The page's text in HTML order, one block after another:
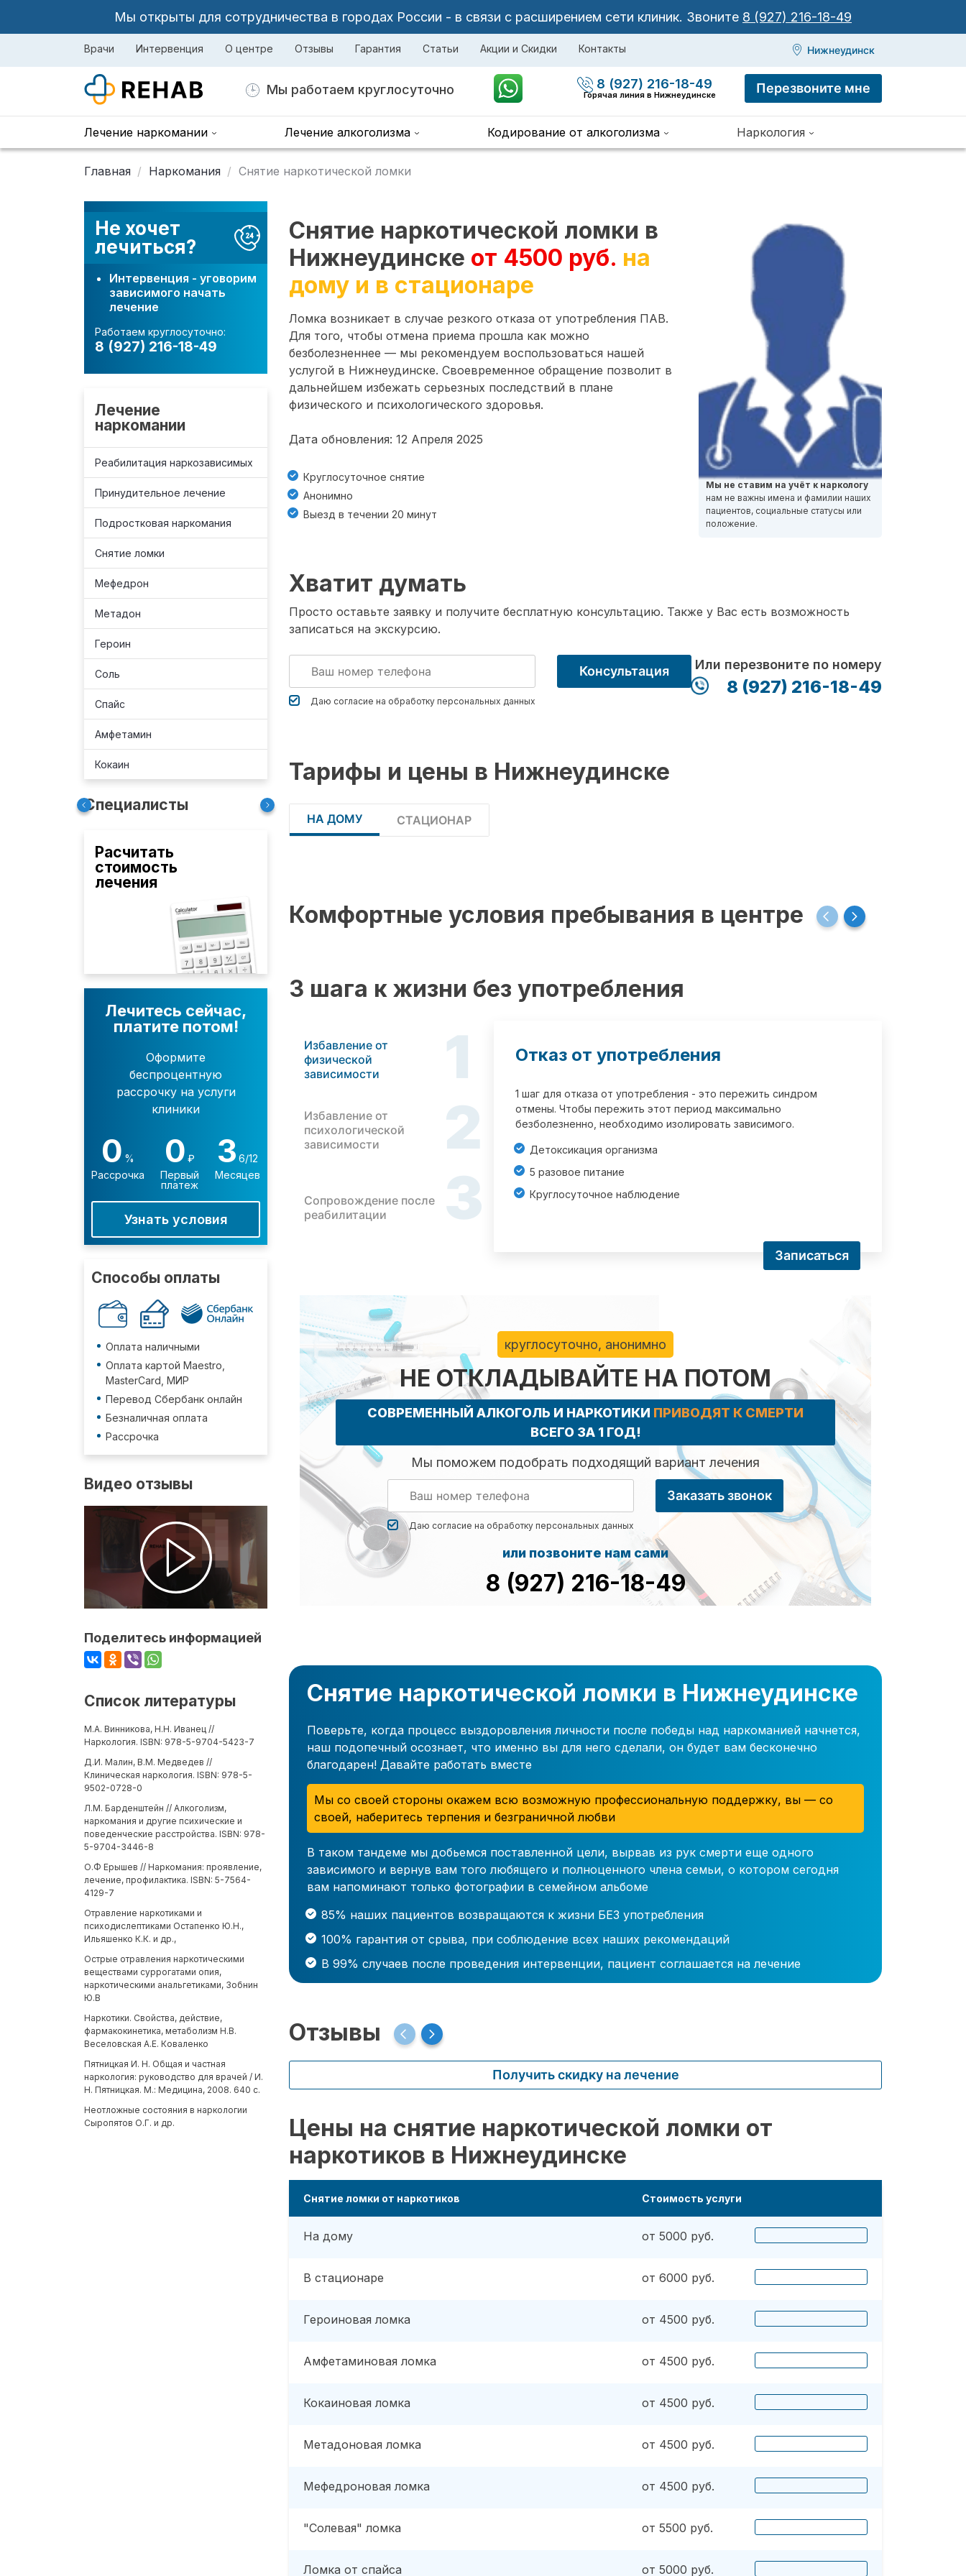
Мы открыты для сотрудничества в городах России - в связи с расширением сети клиник. Звоните 8 (927) 216-18-49
Врачи Интервенция О центре Отзывы Гарантия Статьи Акции и Скидки Контакты Нижнеудинск
Мы работаем круглосуточно 8 (927) 216-18-49
Горячая линия в Нижнеудинске Перезвоните мне
Лечение наркомании Лечение алкоголизма Кодирование от алкоголизма Наркология
Главная Наркомания Снятие наркотической ломки
Не хочет
лечиться?
Интервенция - уговорим
зависимого начать
лечение
Работаем круглосуточно:
8 (927) 216-18-49
Лечение
наркомании
Реабилитация наркозависимых
Принудительное лечение
Подростковая наркомания
Снятие ломки
Мефедрон
Метадон
Героин
Соль
Спайс
Амфетамин
Кокаин
Специалисты
Расчитать
стоимость
лечения
Лечитесь сейчас,
платите потом!
Оформите
беспроцентную
рассрочку на услуги
клиники
0 %
Рассрочка
0 ₽
Первый
платеж
3 6/12
Месяцев
Узнать условия
Способы оплаты
Оплата наличными
Оплата картой Maestro,
MasterCard, МИР
Перевод Сбербанк онлайн
Безналичная оплата
Рассрочка
Видео отзывы
Поделитесь информацией
Список литературы
М.А. Винникова, Н.Н. Иванец //
Наркология. ISBN: 978-5-9704-5423-7
Д.И. Малин, В.М. Медведев //
Клиническая наркология. ISBN: 978-5-
9502-0728-0
Л.М. Барденштейн // Алкоголизм,
наркомания и другие психические и
поведенческие расстройства. ISBN: 978-
5-9704-3446-8
О.Ф Ерышев // Наркомания: проявление,
лечение, профилактика. ISBN: 5-7564-
4129-7
Отравление наркотиками и
психодислептиками Остапенко Ю.Н.,
Ильяшенко К.К. и др.,
Острые отравления наркотическими
веществами суррогатами опия,
наркотическими анальгетиками, Зобнин
Ю.В
Наркотики. Свойства, действие,
фармакокинетика, метаболизм Н.В.
Веселовская А.Е. Коваленко
Пятницкая И. Н. Общая и частная
наркология: руководство для врачей / И.
Н. Пятницкая. М.: Медицина, 2008. 640 с.
Неотложные состояния в наркологии
Сыропятов О.Г. и др.
Снятие наркотической ломки в
Нижнеудинске от 4500 руб. на
дому и в стационаре
Ломка возникает в случае резкого отказа от употребления ПАВ.
Для того, чтобы отмена приема прошла как можно
безболезненнее — мы рекомендуем воспользоваться нашей
услугой в Нижнеудинске. Своевременное обращение позволит в
дальнейшем избежать серьезных последствий в плане
физического и психологического здоровья.
Дата обновления: 12 Апреля 2025
Круглосуточное снятие
Анонимно
Выезд в течении 20 минут
Мы не ставим на учёт к наркологу
нам не важны имена и фамилии наших
пациентов, социальные статусы или
положение.
Хватит думать
Просто оставьте заявку и получите бесплатную консультацию. Также у Вас есть возможность
записаться на экскурсию.
Даю согласие на обработку персональных данных
Консультация Или перезвоните по номеру
8 (927) 216-18-49
Тарифы и цены в Нижнеудинске
НА ДОМУ СТАЦИОНАР
Комфортные условия пребывания в центре
3 шага к жизни без употребления
Избавление от
физической
зависимости
1
Избавление от
психологической
зависимости
2
Сопровождение после
реабилитации
3
Отказ от употребления
1 шаг для отказа от употребления - это пережить синдром
отмены. Чтобы пережить этот период максимально
безболезненно, необходимо изолировать зависимого.
Детоксикация организма
5 разовое питание
Круглосуточное наблюдение
Записаться
круглосуточно, анонимно
НЕ ОТКЛАДЫВАЙТЕ НА ПОТОМ
СОВРЕМЕННЫЙ АЛКОГОЛЬ И НАРКОТИКИ ПРИВОДЯТ К СМЕРТИ
ВСЕГО ЗА 1 ГОД!
Мы поможем подобрать подходящий вариант лечения
Даю согласие на обработку персональных данных
Заказать звонок
или позвоните нам сами
8 (927) 216-18-49
Снятие наркотической ломки в Нижнеудинске
Поверьте, когда процесс выздоровления личности после победы над наркоманией начнется,
наш подопечный осознает, что именно вы для него сделали, он будет вам бесконечно
благодарен! Давайте работать вместе
Мы со своей стороны окажем всю возможную профессиональную поддержку, вы — со
своей, наберитесь терпения и безграничной любви
В таком тандеме мы добьемся поставленной цели, вырвав из рук смерти еще одного
зависимого и вернув вам того любящего и полноценного члена семьи, о котором сегодня
вам напоминают только фотографии в семейном альбоме
85% наших пациентов возвращаются к жизни БЕЗ употребления
100% гарантия от срыва, при соблюдение всех наших рекомендаций
В 99% случаев после проведения интервенции, пациент соглашается на лечение
Отзывы
Получить скидку на лечение
Цены на снятие наркотической ломки от
наркотиков в Нижнеудинске
Снятие ломки от наркотиков Стоимость услуги
На дому от 5000 руб.
В стационаре от 6000 руб.
Героиновая ломка от 4500 руб.
Амфетаминовая ломка от 4500 руб.
Кокаиновая ломка от 4500 руб.
Метадоновая ломка от 4500 руб.
Мефедроновая ломка от 4500 руб.
"Солевая" ломка от 5500 руб.
Ломка от спайса от 5000 руб.